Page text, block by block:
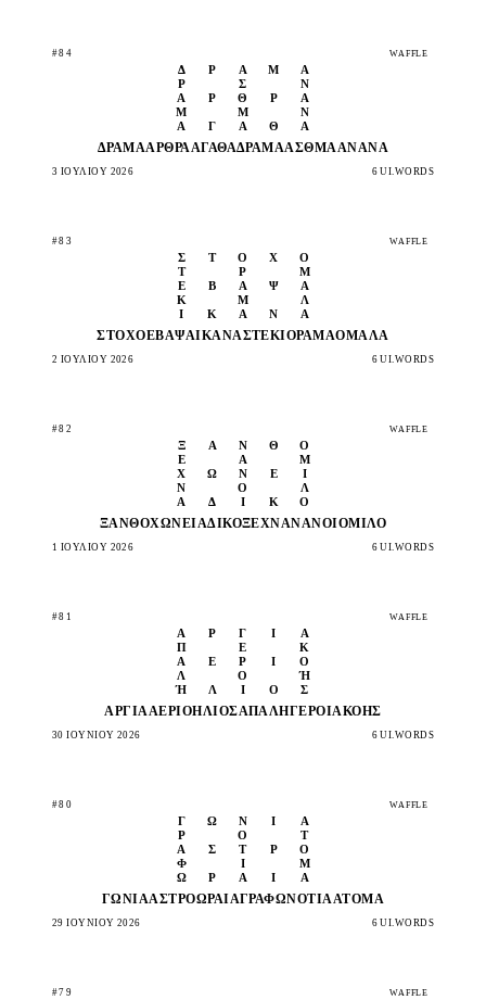
#84 WAFFLE
Δ Ρ Ά Μ
Α
Ρ
Σ
Ν
Ά
Ρ Θ Ρ
Α
Μ
Μ
Ν
Α
Γ Α Θ Ά
ΔΡΆΜΑΆΡΘΡΑΑΓΑΘΆΔΡΆΜΑΆΣΘΜΑΑΝΑΝΆ
3 ΙΟΥΛΊΟΥ 2026 6 UI.WORDS
#83 WAFFLE
Σ Τ Ό Χ
Ο
Τ
Ρ
Μ
Έ
Β Α Ψ
Α
Κ
Μ
Λ
Ι
Κ Α Ν Ά
ΣΤΌΧΟΈΒΑΨΑΙΚΑΝΆΣΤΈΚΙΌΡΑΜΑΟΜΑΛΆ
2 ΙΟΥΛΊΟΥ 2026 6 UI.WORDS
#82 WAFFLE
Ξ Α Ν Θ
Ό
Ε
Ά
Μ
Χ
Ώ Ν Ε
Ι
Ν
Ο
Λ
Ά
Δ Ι Κ Ο
ΞΑΝΘΌΧΏΝΕΙΆΔΙΚΟΞΕΧΝΆΝΆΝΟΙΌΜΙΛΟ
1 ΙΟΥΛΊΟΥ 2026 6 UI.WORDS
#81 WAFFLE
Α Ρ Γ Ί
Α
Π
Έ
Κ
Α
Έ Ρ Ι
Ο
Λ
Ο
Ή
Ή
Λ Ι Ο Σ
ΑΡΓΊΑΑΈΡΙΟΉΛΙΟΣΑΠΑΛΉΓΈΡΟΙΑΚΟΉΣ
30 ΙΟΥΝΊΟΥ 2026 6 UI.WORDS
#80 WAFFLE
Γ Ω Ν Ι
Ά
Ρ
Ό
Τ
Ά
Σ Τ Ρ
Ο
Φ
Ι
Μ
Ω
Ρ Α Ί Α
ΓΩΝΙΆΆΣΤΡΟΩΡΑΊΑΓΡΆΦΩΝΌΤΙΑΆΤΟΜΑ
29 ΙΟΥΝΊΟΥ 2026 6 UI.WORDS
#79 WAFFLE